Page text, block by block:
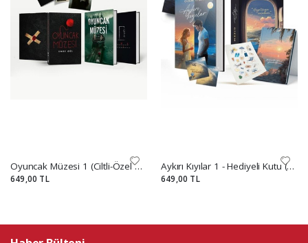
Oyuncak Müzesi 1 (Ciltli-Özel Kutulu Set)
649,00 TL
Aykırı Kıyılar 1 - Hediyeli Kutu (Ciltli)
649,00 TL